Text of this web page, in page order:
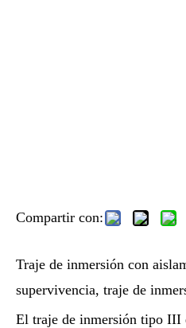
Compartir con:
Traje de inmersión con
supervivencia, traje de
El traje de inmersión tipo III